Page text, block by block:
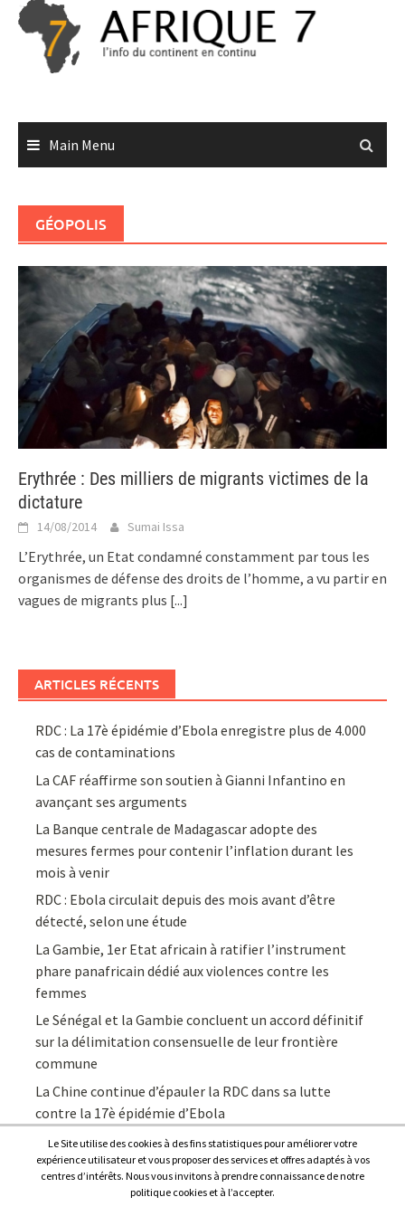
Skip
content
Main Menu
GÉOPOLIS
Erythrée : Des milliers de migrants victimes de la
dictature
14/08/2014 Sumai Issa
L’Erythrée, un Etat condamné constamment par tous les
organismes de défense des droits de l’homme, a vu partir en
vagues de migrants plus [...]
ARTICLES RÉCENTS
RDC : La 17è épidémie d’Ebola enregistre plus de 4.000
cas de contaminations
La CAF réaffirme son soutien à Gianni Infantino en
avançant ses arguments
La Banque centrale de Madagascar adopte des
mesures fermes pour contenir l’inflation durant les
mois à venir
RDC : Ebola circulait depuis des mois avant d’être
détecté, selon une étude
La Gambie, 1er Etat africain à ratifier l’instrument
phare panafricain dédié aux violences contre les
femmes
Le Sénégal et la Gambie concluent un accord définitif
sur la délimitation consensuelle de leur frontière
commune
La Chine continue d’épauler la RDC dans sa lutte
contre la 17è épidémie d’Ebola
Le Site utilise des cookies à des fins statistiques pour améliorer votre
expérience utilisateur et vous proposer des services et offres adaptés à vos
centres d’intérêts. Nous vous invitons à prendre connaissance de notre
politique cookies et à l’accepter.